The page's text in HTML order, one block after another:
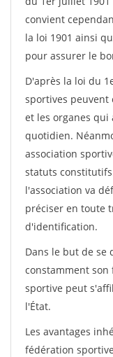
convient
la loi 1901 ainsi
pour assurer le
D'après la loi du
sportives
et les organes
quotidien.
association
statuts
l'association va
préciser en toute
d'identification.
Dans le but de se
constamment son
sportive peut
l'État.
Les avantages
fédération